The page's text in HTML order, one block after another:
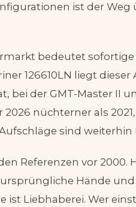
ist der Weg
bedeutet
126610LN liegt
bei der GMT-Master II
nüchterner als
sind weiterhin
Referenzen vor 2000.
Hände
ist Liebhaberei. Wer